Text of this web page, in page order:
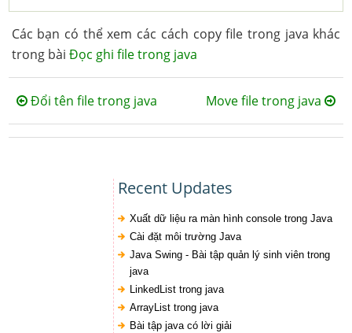
Các bạn có thể xem các cách copy file trong java khác
trong bài Đọc ghi file trong java
Đổi tên file trong java Move file trong java
Recent Updates
Xuất dữ liệu ra màn hình console trong Java
Cài đặt môi trường Java
Java Swing - Bài tập quản lý sinh viên trong
java
LinkedList trong java
ArrayList trong java
Bài tập java có lời giải